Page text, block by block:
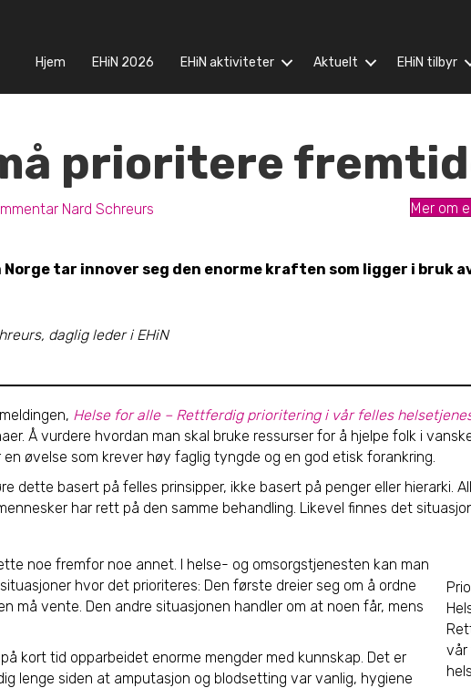
Hjem EHiN 2026 EHiN aktiviteter Aktuelt EHiN tilbyr
prioritere
Nard Schreurs Mer om
tar innover seg den enorme kraften som ligger i bruk
daglig leder i EHiN
Helse for alle – Rettferdig prioritering i vår felles
Å vurdere hvordan man skal bruke ressurser for å hjelpe folk i
øvelse som krever høy faglig tyngde og en god etisk forankring.
dette basert på felles prinsipper, ikke basert på penger eller hierarki.
har rett på den samme behandling. Likevel finnes det
vår
noe fremfor noe annet. I helse- og omsorgstjenesten kan man
hvor det prioriteres: Den første dreier seg om å ordne
må vente. Den andre situasjonen handler om at noen får, mens
kort tid opparbeidet enorme mengder med kunnskap. Det er
lenge siden at amputasjon og blodsetting var vanlig, hygiene